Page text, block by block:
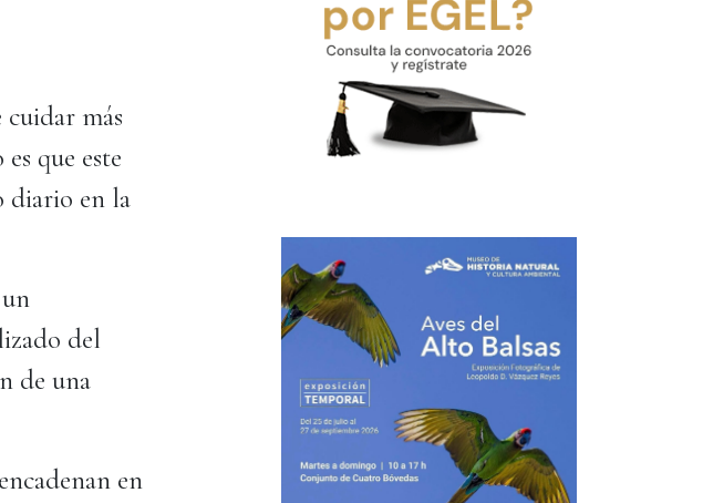
cuidar más
que este
diario en la
del
de una
en